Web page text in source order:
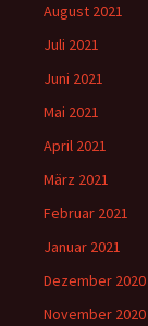
August 2021
Juli 2021
Juni 2021
Mai 2021
April 2021
März 2021
Februar 2021
Januar 2021
Dezember 2020
November 2020